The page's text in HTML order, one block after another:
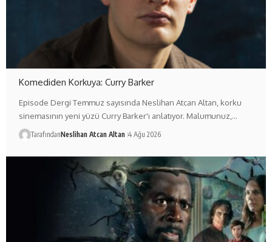
Komediden Korkuya: Curry Barker
Episode Dergi Temmuz sayısında Neslihan Atcan Altan, korku
sinemasının yeni yüzü Curry Barker'ı anlatıyor. Malumunuz,…
TarafındanNeslihan Atcan Altan 4 Ağu 2026